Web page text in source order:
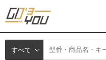
すべて